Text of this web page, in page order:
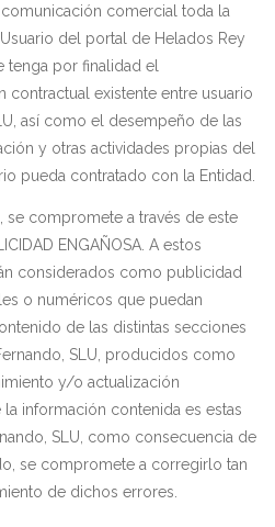
comercial toda la
del portal de Helados Rey
tenga por finalidad el
contractual existente entre usuario
, así como el desempeño de las
y otras actividades propias del
pueda contratado con la Entidad.
, se compromete a través de este
ENGAÑOSA. A estos
considerados como publicidad
o numéricos que puedan
de las distintas secciones
SLU , producidos como
y/o actualización
información contenida es estas
SLU , como consecuencia de
se compromete a corregirlo tan
de dichos errores.